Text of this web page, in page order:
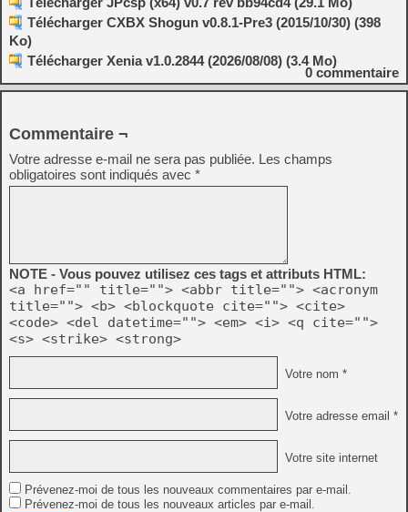
Télécharger CXBX Shogun v0.8.1-Pre3 (2015/10/30) (398
Ko)
Télécharger Xenia v1.0.2844 (2026/08/08) (3.4 Mo)
0 commentaire
Commentaire ¬
Votre adresse e-mail ne sera pas publiée. Les champs
obligatoires sont indiqués avec *
NOTE - Vous pouvez utilisez ces tags et attributs HTML:
<a href="" title=""> <abbr title=""> <acronym
title=""> <b> <blockquote cite=""> <cite>
<code> <del datetime=""> <em> <i> <q cite="">
<s> <strike> <strong>
Votre nom *
Votre adresse email *
Votre site internet
Prévenez-moi de tous les nouveaux commentaires par e-mail.
Prévenez-moi de tous les nouveaux articles par e-mail.